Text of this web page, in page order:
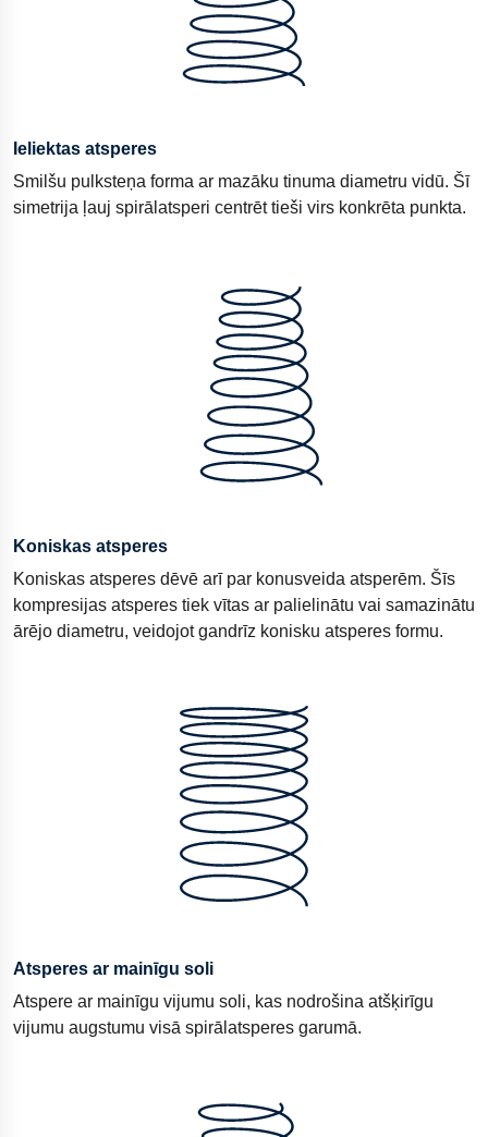
Ieliektas atsperes
Smilšu pulksteņa forma ar mazāku tinuma diametru vidū. Šī
simetrija ļauj spirālatsperi centrēt tieši virs konkrēta punkta.
Koniskas atsperes
Koniskas atsperes dēvē arī par konusveida atsperēm. Šīs
kompresijas atsperes tiek vītas ar palielinātu vai samazinātu
ārējo diametru, veidojot gandrīz konisku atsperes formu.
Atsperes ar mainīgu soli
Atspere ar mainīgu vijumu soli, kas nodrošina atšķirīgu
vijumu augstumu visā spirālatsperes garumā.